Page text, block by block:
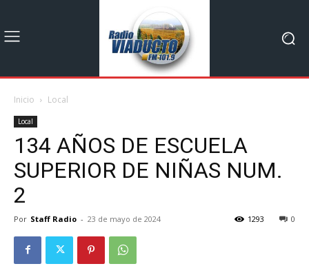
Inicio Local
Local
134 AÑOS DE ESCUELA
SUPERIOR DE NIÑAS NUM.
2
Por Staff Radio - 23 de mayo de 2024 0
1293